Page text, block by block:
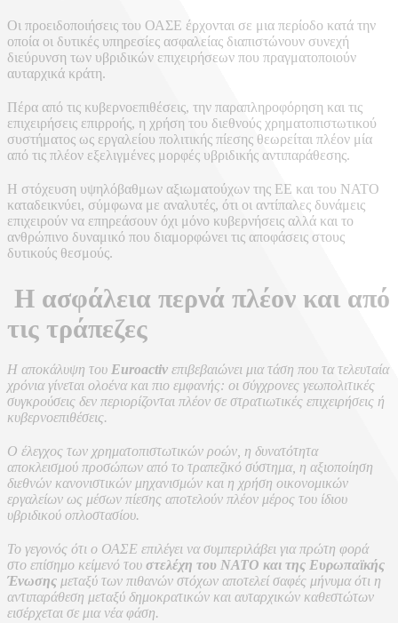
Οι προειδοποιήσεις του ΟΑΣΕ έρχονται σε μια περίοδο κατά την
οποία οι δυτικές υπηρεσίες ασφαλείας διαπιστώνουν συνεχή
διεύρυνση των υβριδικών επιχειρήσεων που πραγματοποιούν
αυταρχικά κράτη.
Πέρα από τις κυβερνοεπιθέσεις, την παραπληροφόρηση και τις
επιχειρήσεις επιρροής, η χρήση του διεθνούς χρηματοπιστωτικού
συστήματος ως εργαλείου πολιτικής πίεσης θεωρείται πλέον μία
από τις πλέον εξελιγμένες μορφές υβριδικής αντιπαράθεσης.
Η στόχευση υψηλόβαθμων αξιωματούχων της ΕΕ και του ΝΑΤΟ
καταδεικνύει, σύμφωνα με αναλυτές, ότι οι αντίπαλες δυνάμεις
επιχειρούν να επηρεάσουν όχι μόνο κυβερνήσεις αλλά και το
ανθρώπινο δυναμικό που διαμορφώνει τις αποφάσεις στους
δυτικούς θεσμούς.
Η ασφάλεια περνά πλέον και από
τις τράπεζες
Η αποκάλυψη του Euroactiv επιβεβαιώνει μια τάση που τα τελευταία
χρόνια γίνεται ολοένα και πιο εμφανής: οι σύγχρονες γεωπολιτικές
συγκρούσεις δεν περιορίζονται πλέον σε στρατιωτικές επιχειρήσεις ή
κυβερνοεπιθέσεις.
Ο έλεγχος των χρηματοπιστωτικών ροών, η δυνατότητα
αποκλεισμού προσώπων από το τραπεζικό σύστημα, η αξιοποίηση
διεθνών κανονιστικών μηχανισμών και η χρήση οικονομικών
εργαλείων ως μέσων πίεσης αποτελούν πλέον μέρος του ίδιου
υβριδικού οπλοστασίου.
Το γεγονός ότι ο ΟΑΣΕ επιλέγει να συμπεριλάβει για πρώτη φορά
στο επίσημο κείμενό του στελέχη του ΝΑΤΟ και της Ευρωπαϊκής
Ένωσης μεταξύ των πιθανών στόχων αποτελεί σαφές μήνυμα ότι η
αντιπαράθεση μεταξύ δημοκρατικών και αυταρχικών καθεστώτων
εισέρχεται σε μια νέα φάση.